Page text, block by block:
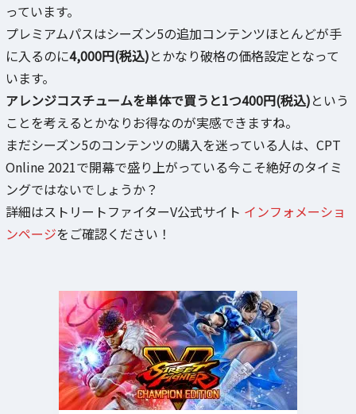
っています。
プレミアムパスはシーズン5の追加コンテンツほとんどが手
に入るのに4,000円(税込)とかなり破格の価格設定となって
います。
アレンジコスチュームを単体で買うと1つ400円(税込)という
ことを考えるとかなりお得なのが実感できますね。
まだシーズン5のコンテンツの購入を迷っている人は、CPT
Online 2021で開幕で盛り上がっている今こそ絶好のタイミ
ングではないでしょうか？
詳細はストリートファイターV公式サイト インフォメーショ
ンページをご確認ください！